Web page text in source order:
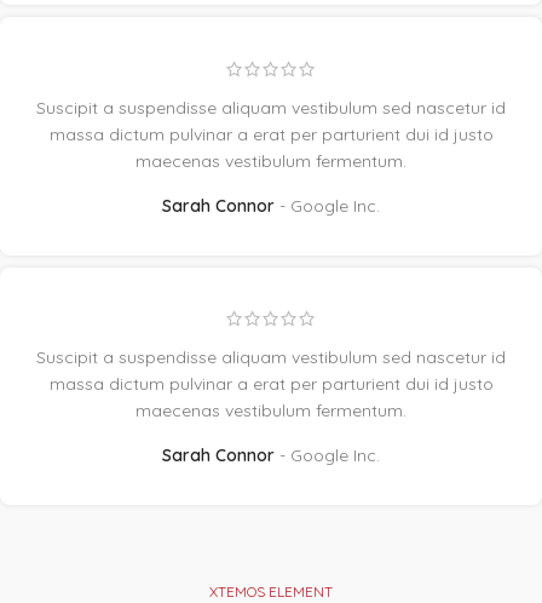
Suscipit a suspendisse aliquam vestibulum sed nascetur id
massa dictum pulvinar a erat per parturient dui id justo
maecenas vestibulum fermentum.
Sarah Connor Google Inc.
Suscipit a suspendisse aliquam vestibulum sed nascetur id
massa dictum pulvinar a erat per parturient dui id justo
maecenas vestibulum fermentum.
Sarah Connor Google Inc.
XTEMOS ELEMENT